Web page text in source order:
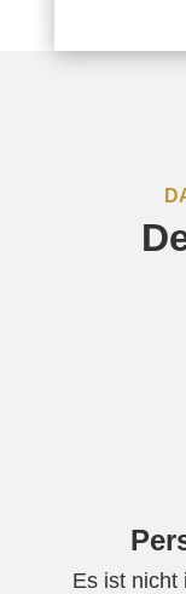
Es ist nicht